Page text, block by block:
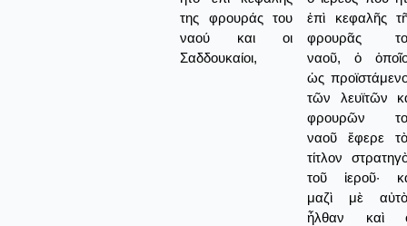
της φρουράς του
ναού και οι
Σαδδουκαίοι,
ἐπὶ κεφαλῆς
φρουρᾶς
ναοῦ, ὁ
ὡς
τῶν λευϊτῶν
φρουρῶν
ναοῦ ἔφερε
τίτλον
τοῦ ἱεροῦ·
μαζὶ μὲ
ἦλθαν καὶ